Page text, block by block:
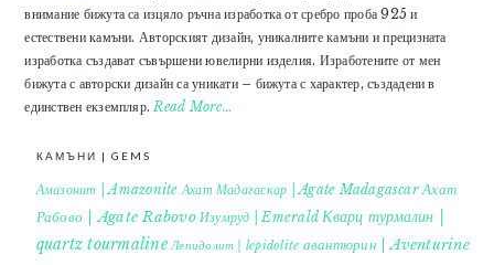
внимание бижута са изцяло ръчна изработка от сребро проба 925 и
естествени камъни. Авторският дизайн, уникалните камъни и прецизната
изработка създават съвършени ювелирни изделия. Изработените от мен
бижута с авторски дизайн са уникати – бижута с характер, създадени в
единствен екземпляр. Read More…
КАМЪНИ | GEMS
Амазонит | Amazonite Ахат Мадагаскар | Agate Madagascar Ахат
Рабово | Agate Rabovo Изумруд | Emerald Кварц турмалин |
quartz tourmaline Лепидолит | lepidolite авантюрин | Aventurine